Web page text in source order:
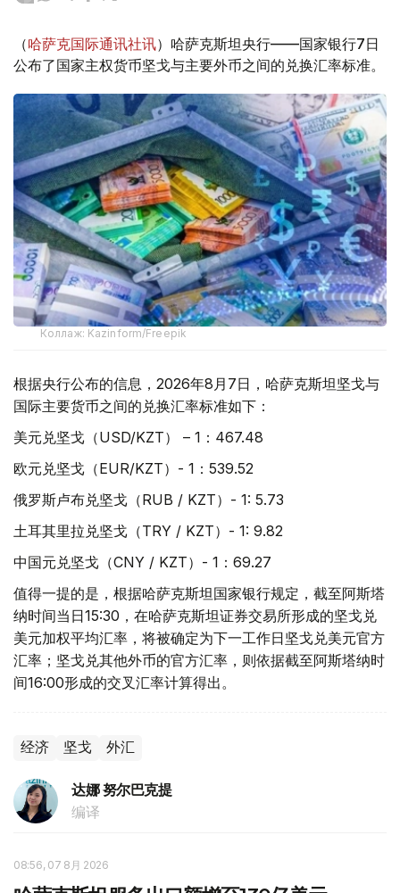
（哈萨克国际通讯社讯）哈萨克斯坦央行——国家银行7日
公布了国家主权货币坚戈与主要外币之间的兑换汇率标准。
Коллаж: Kazinform/Freepik
根据央行公布的信息，2026年8月7日，哈萨克斯坦坚戈与
国际主要货币之间的兑换汇率标准如下：
美元兑坚戈（USD/KZT） – 1：467.48
欧元兑坚戈（EUR/KZT）- 1：539.52
俄罗斯卢布兑坚戈（RUB / KZT）- 1: 5.73
土耳其里拉兑坚戈（TRY / KZT）- 1: 9.82
中国元兑坚戈（CNY / KZT）- 1：69.27
值得一提的是，根据哈萨克斯坦国家银行规定，截至阿斯塔
纳时间当日15:30，在哈萨克斯坦证券交易所形成的坚戈兑
美元加权平均汇率，将被确定为下一工作日坚戈兑美元官方
汇率；坚戈兑其他外币的官方汇率，则依据截至阿斯塔纳时
间16:00形成的交叉汇率计算得出。
经济 坚戈 外汇
达娜 努尔巴克提
编译
08:56, 07 8月 2026